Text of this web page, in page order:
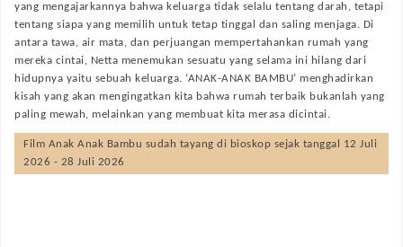
yang mengajarkannya bahwa keluarga tidak selalu tentang darah, tetapi
tentang siapa yang memilih untuk tetap tinggal dan saling menjaga. Di
antara tawa, air mata, dan perjuangan mempertahankan rumah yang
mereka cintai, Netta menemukan sesuatu yang selama ini hilang dari
hidupnya yaitu sebuah keluarga. ‘ANAK-ANAK BAMBU’ menghadirkan
kisah yang akan mengingatkan kita bahwa rumah terbaik bukanlah yang
paling mewah, melainkan yang membuat kita merasa dicintai.
Film Anak Anak Bambu sudah tayang di bioskop sejak tanggal 12 Juli
2026 - 28 Juli 2026